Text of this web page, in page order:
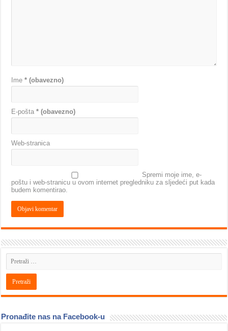
Ime* (obavezno)
E-pošta* (obavezno)
Web-stranica
Spremi moje ime, e-
poštu i web-stranicu u ovom internet pregledniku za sljedeći put kada
budem komentirao.
Pronađite nas na Facebook-u